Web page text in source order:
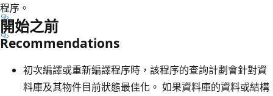
程序。
開始之前
Recommendations
初次編譯或重新編譯程序時，該程序的查詢計劃會針對資
料庫及其物件目前狀態最佳化。 如果資料庫的資料或結構